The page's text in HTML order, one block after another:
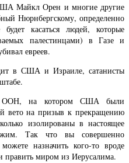
Майкл Орен и многие другие
Нюрнбергскому, определенно
касаться людей, которые
палестинцами) в Газе и
евреев.
в США и Израиле, сатанисты
ООН, на котором США были
вето на призыв к прекращению
изолированы в настоящее
Так что вы совершенно
назначить кого-то вроде
править миром из Иерусалима.